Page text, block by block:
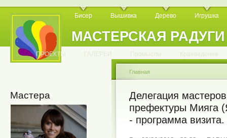
МАСТЕРСКАЯ РАДУГИ
Бисер Вышивка Дерево Игрушка
. . . . . . . . . . .
. ПРОЕКТЫ ГАЛЕРЕИ Промыслы Краеведение
Мастера
Главная
Делегация
префектуры Мияга
- программа визита.